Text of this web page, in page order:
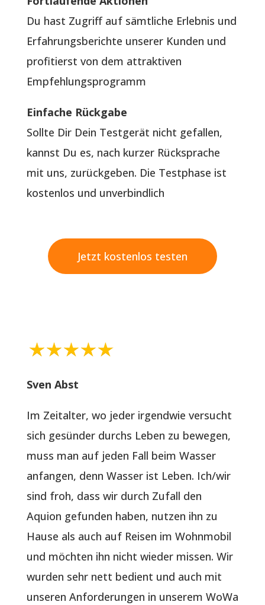
Du hast Zugriff auf sämtliche Erlebnis und
Erfahrungsberichte unserer Kunden und
profitierst von dem attraktiven
Empfehlungsprogramm
Einfache Rückgabe
Sollte Dir Dein Testgerät nicht gefallen,
kannst Du es, nach kurzer Rücksprache
mit uns, zurückgeben. Die Testphase ist
kostenlos und unverbindlich
Jetzt kostenlos testen
Sven Abst
Im Zeitalter, wo jeder irgendwie versucht
sich gesünder durchs Leben zu bewegen,
muss man auf jeden Fall beim Wasser
anfangen, denn Wasser ist Leben. Ich/wir
sind froh, dass wir durch Zufall den
Aquion gefunden haben, nutzen ihn zu
Hause als auch auf Reisen im Wohnmobil
und möchten ihn nicht wieder missen. Wir
wurden sehr nett bedient und auch mit
unseren Anforderungen in unserem WoWa